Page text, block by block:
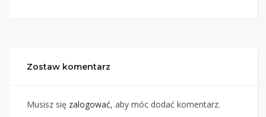
Zostaw komentarz
Musisz się zalogować, aby móc dodać komentarz.